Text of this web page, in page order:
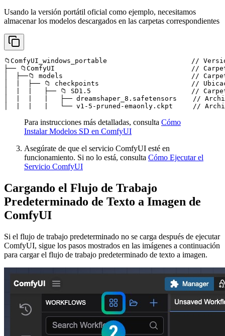
Usando la versión portátil oficial como ejemplo, necesitamos
almacenar los modelos descargados en las carpetas correspondientes
📁ComfyUI_windows_portable                     //
├── 📁ComfyUI                                  // Carpeta
│  ├──📁 models                                // Carpeta
│  |  ├── 📁 checkpoints                       //
│  |  |   ├── 📁 SD1.5                         // Carpeta de
│  |  |   |   ├── dreamshaper_8.safetensors    //
│  |  |   |   └── v1-5-pruned-emaonly.ckpt     // Archivo
Para instrucciones más detalladas, consulta Cómo
Instalar Modelos SD en ComfyUI
Asegúrate de que el servicio ComfyUI esté en
funcionamiento. Si no lo está, consulta Cómo Ejecutar el
Servicio ComfyUI
Cargando el Flujo de Trabajo
Predeterminado de Texto a Imagen de
ComfyUI
Si el flujo de trabajo predeterminado no se carga después de ejecutar
ComfyUI, sigue los pasos mostrados en las imágenes a continuación
para cargar el flujo de trabajo predeterminado de texto a imagen.